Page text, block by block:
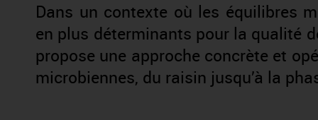
Dans un contexte où les équilibres
en plus déterminants pour la qualité
propose une approche concrète et
microbiennes, du raisin jusqu’à la